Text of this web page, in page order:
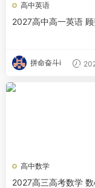
高中英语
2027高中高一英语 顾
拼命奋斗i
高中数学
2027高三高考数学 数心 一轮